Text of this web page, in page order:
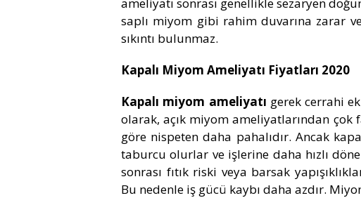
saplı miyom gibi rahim duvarına zarar
sıkıntı bulunmaz.
Kapalı Miyom Ameliyatı Fiyatları 2020
Kapalı miyom ameliyatı gerek cerrahi
olarak, açık miyom ameliyatlarından çok
göre nispeten daha pahalıdır. Ancak
taburcu olurlar ve işlerine daha hızlı
sonrası fıtık riski veya barsak
Bu nedenle iş gücü kaybı daha azdır.